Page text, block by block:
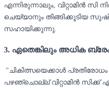
എന്നിരുന്നാലും, വിറ്റാമിൻ സി
ചെയ്യാനും തിങ്ങിക്കൂടിയ
സഹായിക്കുന്നു.
3. ഏതെങ്കിലും അധിക
"ചികിത്സയെക്കാൾ
പഴഞ്ചൊല്ല് വിറ്റാമിൻ